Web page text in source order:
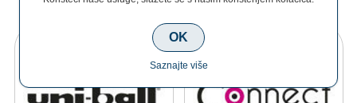
OK
Saznajte više